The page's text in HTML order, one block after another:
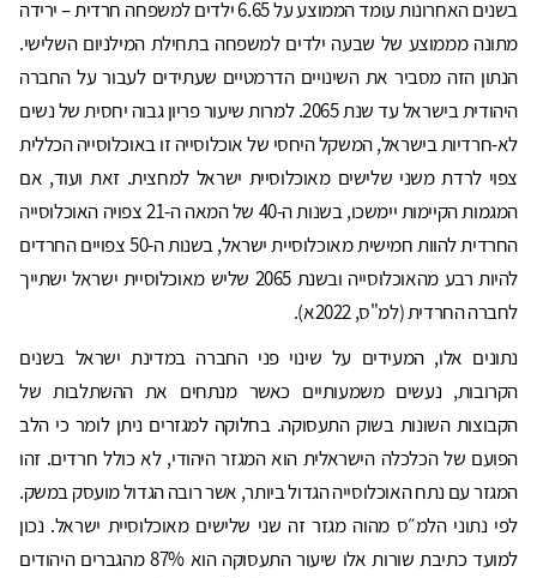
בשנים האחרונות עומד הממוצע על 6.65 ילדים למשפחה חרדית – ירידה
מתונה מממוצע של שבעה ילדים למשפחה בתחילת המילניום השלישי.
הנתון הזה מסביר את השינויים הדרמטיים שעתידים לעבור על החברה
היהודית בישראל עד שנת 2065. למרות שיעור פריון גבוה יחסית של נשים
לא-חרדיות בישראל, המשקל היחסי של אוכלוסייה זו באוכלוסייה הכללית
צפוי לרדת משני שלישים מאוכלוסיית ישראל למחצית. זאת ועוד, אם
המגמות הקיימות יימשכו, בשנות ה-40 של המאה ה-21 צפויה האוכלוסייה
החרדית להוות חמישית מאוכלוסיית ישראל, בשנות ה-50 צפויים החרדים
להיות רבע מהאוכלוסייה ובשנת 2065 שליש מאוכלוסיית ישראל ישתייך
לחברה החרדית (למ"ס, 2022א).
נתונים אלו, המעידים על שינוי פני החברה במדינת ישראל בשנים
הקרובות, נעשים משמעותיים כאשר מנתחים את ההשתלבות של
הקבוצות השונות בשוק התעסוקה. בחלוקה למגזרים ניתן לומר כי הלב
הפועם של הכלכלה הישראלית הוא המגזר היהודי, לא כולל חרדים. זהו
המגזר עם נתח האוכלוסייה הגדול ביותר, אשר רובה הגדול מועסק במשק.
לפי נתוני הלמ״ס מהוה מגזר זה שני שלישים מאוכלוסיית ישראל. נכון
למועד כתיבת שורות אלו שיעור התעסוקה הוא 87% מהגברים היהודים